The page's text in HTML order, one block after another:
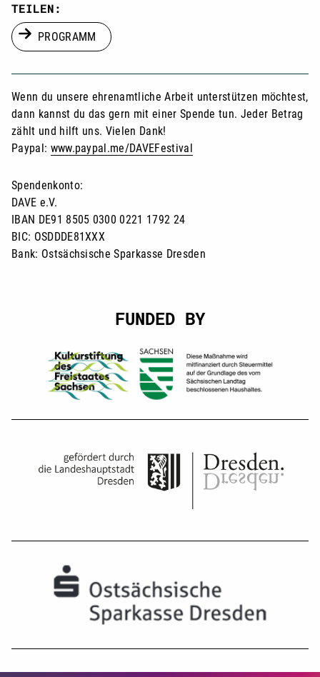
TEILEN:
PROGRAMM
Wenn du unsere ehrenamtliche Arbeit unterstützen möchtest,
dann kannst du das gern mit einer Spende tun. Jeder Betrag
zählt und hilft uns. Vielen Dank!
Paypal: www.paypal.me/DAVEFestival
Spendenkonto:
DAVE e.V.
IBAN DE91 8505 0300 0221 1792 24
BIC: OSDDDE81XXX
Bank: Ostsächsische Sparkasse Dresden
FUNDED BY